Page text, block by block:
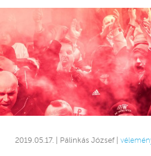
2019.05.17. | Pálinkás József |